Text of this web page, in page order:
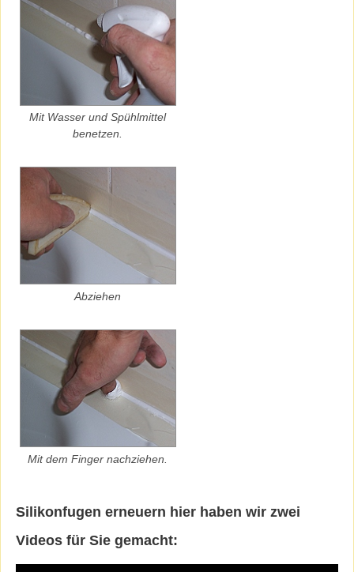
Mit Wasser und Spühlmittel
benetzen.
Abziehen
Mit dem Finger nachziehen.
Silikonfugen erneuern hier haben wir zwei
Videos für Sie gemacht: